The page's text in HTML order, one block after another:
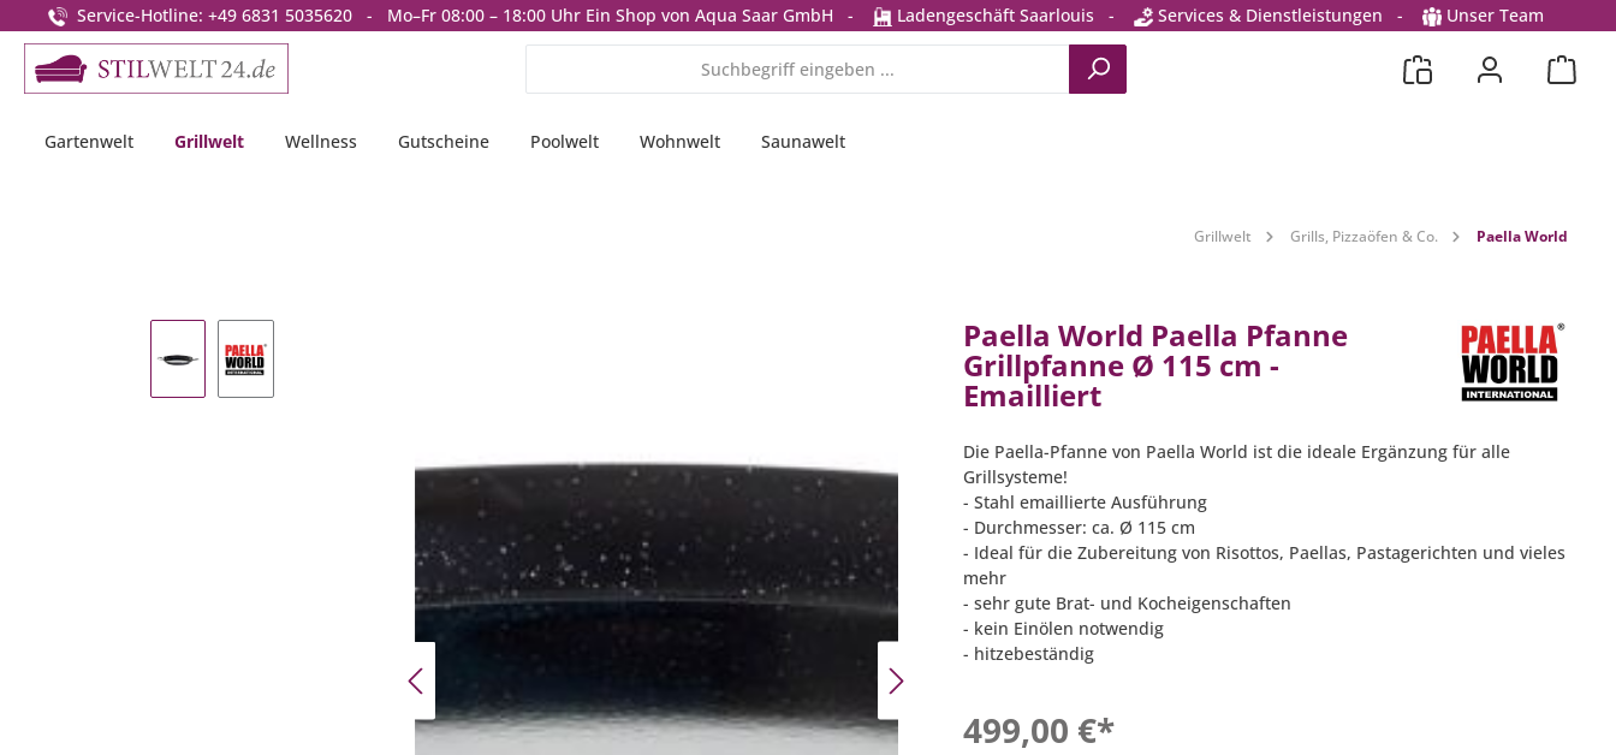
Zur Hauptnavigation springen
Service-Hotline: +49 6831 5035620 - Mo–Fr 08:00 – 18:00 Uhr Ein Shop von Aqua Saar GmbH - Ladengeschäft Saarlouis - Services & Dienstleistungen - Unser Team
Gartenwelt Grillwelt Wellness Gutscheine Poolwelt Wohnwelt Saunawelt
Grillwelt Grills, Pizzaöfen & Co. Paella World
Paella World Paella Pfanne
Grillpfanne Ø 115 cm -
Emailliert
Die Paella-Pfanne von Paella World ist die ideale Ergänzung für alle
Grillsysteme!
- Stahl emaillierte Ausführung
- Durchmesser: ca. Ø 115 cm
- Ideal für die Zubereitung von Risottos, Paellas, Pastagerichten und vieles
mehr
- sehr gute Brat- und Kocheigenschaften
- kein Einölen notwendig
- hitzebeständig
499,00 €*